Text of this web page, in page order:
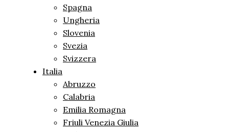
Spagna
Ungheria
Slovenia
Svezia
Svizzera
Italia
Abruzzo
Calabria
Emilia Romagna
Friuli Venezia Giulia